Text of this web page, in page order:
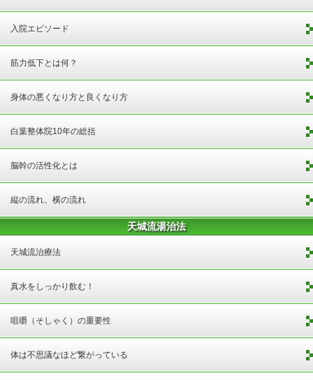
入院エピソード
筋力低下とは何？
身体の悪くなり方と良くなり方
白葉整体院10年の総括
脳幹の活性化とは
縦の流れ、横の流れ
天城流湯治法
天城流治療法
真水をしっかり飲む！
咀嚼（そしゃく）の重要性
体は不思議なほど繋がっている